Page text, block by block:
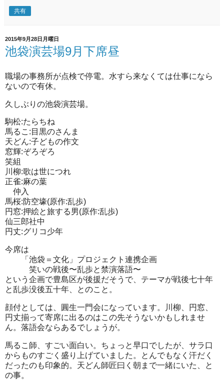
共有
2015年9月28日月曜日
池袋演芸場9月下席昼
職場の事務所が点検で停電。水すら来なくては仕事になら
ないので有休。
久しぶりの池袋演芸場。
駒松:たらちね
馬るこ:目黒のさんま
天どん:子どもの作文
窓輝:ぞろぞろ
笑組
川柳:歌は世につれ
正雀:麻の葉
仲入
馬桜:防空壕(原作:乱歩)
円窓:押絵と旅する男(原作:乱歩)
仙三郎社中
円丈:グリコ少年
今席は
「池袋＝文化」プロジェクト連携企画
笑いの戦後〜乱歩と禁演落語〜
という企画で豊島区が後援だそうで、テーマが戦後七十年
と乱歩没後五十年、とのこと。
顔付としては、圓生一門会になっています。川柳、円窓、
円丈揃って寄席に出るのはこの先そうないかもしれませ
ん。落語会ならあるでしょうが。
馬るこ師、すごい面白い。ちょっと早口でしたが、サラ口
からものすごく盛り上げていました。とんでもなく汗だく
だったのも印象的。天どん師匠曰く朝まで一緒にいた、と
の事。